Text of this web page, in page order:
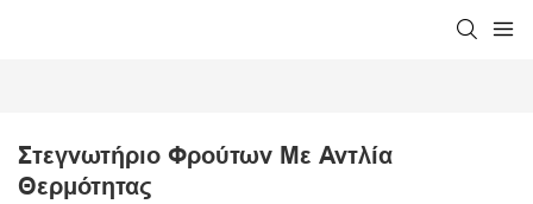
Στεγνωτήριο Φρούτων Με Αντλία
Θερμότητας